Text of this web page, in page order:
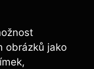
obrázků jako